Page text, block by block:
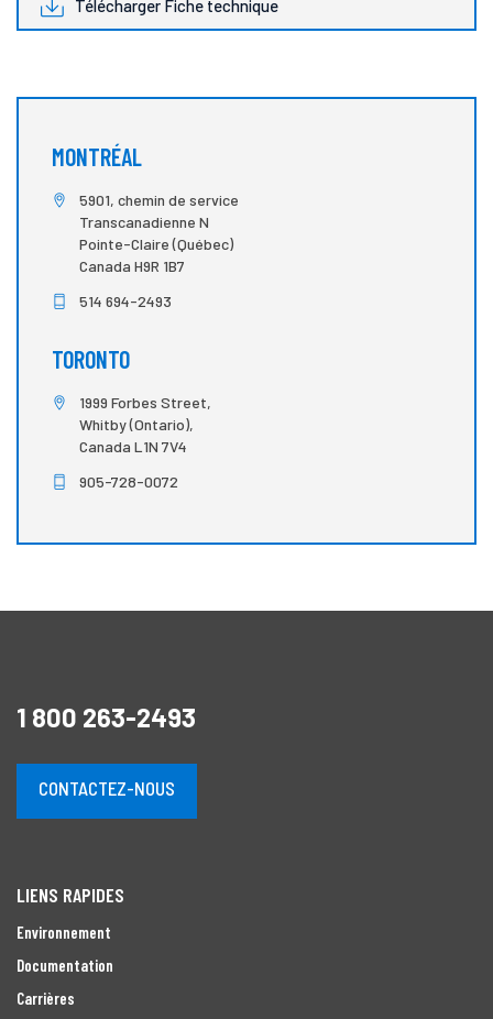
Télécharger Fiche technique
MONTRÉAL
5901, chemin de service
Transcanadienne N
Pointe-Claire (Québec)
Canada H9R 1B7
514 694-2493
TORONTO
1999 Forbes Street,
Whitby (Ontario),
Canada L1N 7V4
905-728-0072
1 800 263-2493
CONTACTEZ-NOUS
LIENS RAPIDES
Environnement
Documentation
Carrières